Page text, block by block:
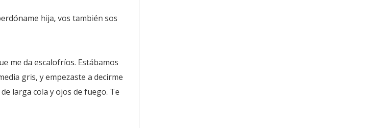
hija, vos también sos
me da escalofríos. Estábamos
gris, y empezaste a decirme
larga cola y ojos de fuego. Te